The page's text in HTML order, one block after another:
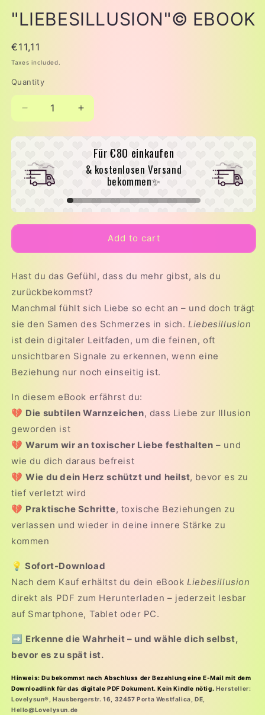
"LIEBESILLUSION"© EBOOK
Regular
price
€11,11
Taxes included.
Quantity
Decrease
quantity
for
&quot;LIEBESILLUSION&quot;©
EBOOK
Increase
quantity
for
&quot;LIEBESILLUSION&quot;©
EBOOK
Für€80 einkaufen
& kostenlosen Versand
bekommen✨
Add to cart
Hast du das Gefühl, dass du mehr gibst, als du
zurückbekommst?
Manchmal fühlt sich Liebe so echt an – und doch trägt
sie den Samen des Schmerzes in sich. Liebesillusion
ist dein digitaler Leitfaden, um die feinen, oft
unsichtbaren Signale zu erkennen, wenn eine
Beziehung nur noch einseitig ist.
In diesem eBook erfährst du:
💔 Die subtilen Warnzeichen, dass Liebe zur Illusion
geworden ist
💔Warum wir an toxischer Liebe festhalten – und
wie du dich daraus befreist
💔Wie du dein Herz schützt und heilst, bevor es zu
tief verletzt wird
💔 Praktische Schritte, toxische Beziehungen zu
verlassen und wieder in deine innere Stärke zu
kommen
💡 Sofort-Download
Nach dem Kauf erhältst du dein eBook Liebesillusion
direkt als PDF zum Herunterladen – jederzeit lesbar
auf Smartphone, Tablet oder PC.
➡️ Erkenne die Wahrheit – und wähle dich selbst,
bevor es zu spät ist.
Hinweis: Du bekommst nach Abschluss der Bezahlung eine E-Mail mit dem
Downloadlink für das digitale PDF Dokument. Kein Kindle nötig. Hersteller:
Lovelysun®, Hausbergerstr. 16, 32457 Porta Westfalica, DE,
Hello@Lovelysun.de